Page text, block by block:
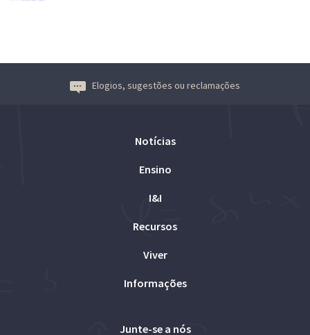
Elogios, sugestões ou reclamações
Notícias
Ensino
I&I
Recursos
Viver
Informações
Junte-se a nós